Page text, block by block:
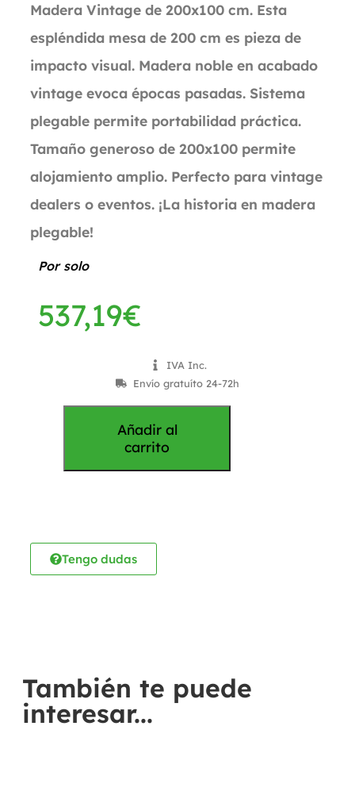
Madera Vintage de 200x100 cm. Esta
espléndida mesa de 200 cm es pieza de
impacto visual. Madera noble en acabado
vintage evoca épocas pasadas. Sistema
plegable permite portabilidad práctica.
Tamaño generoso de 200x100 permite
alojamiento amplio. Perfecto para vintage
dealers o eventos. ¡La historia en madera
plegable!
Por solo
537,19€
IVA Inc.
Envío gratuíto 24-72h
Añadir al
carrito
Tengo dudas
También te puede
interesar...